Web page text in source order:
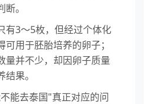
。
有3～5枚，但经过个体化
用于胚胎培养的卵子；
量并不少，却因卵子质量
果。
能去泰国"真正对应的问